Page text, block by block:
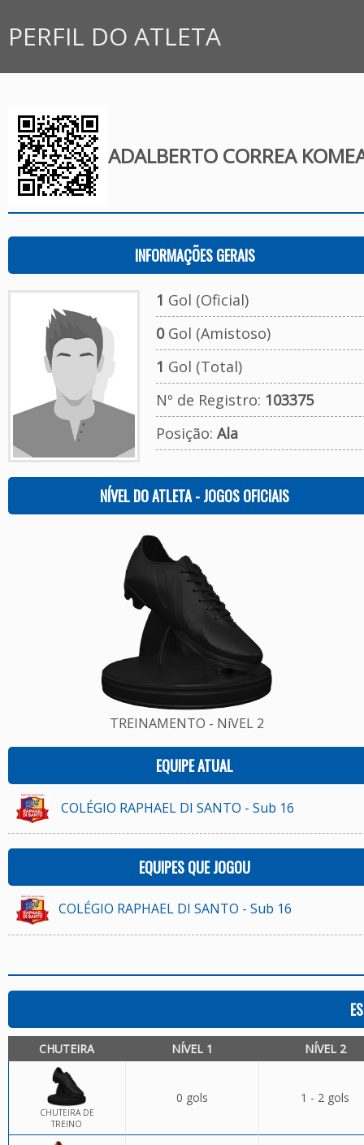
PERFIL DO ATLETA
ADALBERTO CORREA
INFORMAÇÕES GERAIS
1 Gol (Oficial)
0Gol (Amistoso)
1 Gol (Total)
Nº de Registro: 103375
Posição: Ala
NÍVEL DO ATLETA - JOGOS OFICIAIS
TREINAMENTO - NíVEL 2
EQUIPE ATUAL
COLÉGIO RAPHAEL DI SANTO - Sub 16
EQUIPES QUE JOGOU
COLÉGIO RAPHAEL DI SANTO - Sub 16
CHUTEIRA NÍVEL 1 NÍVEL 2
CHUTEIRA DE
TREINO
0 gols 1 - 2 gols